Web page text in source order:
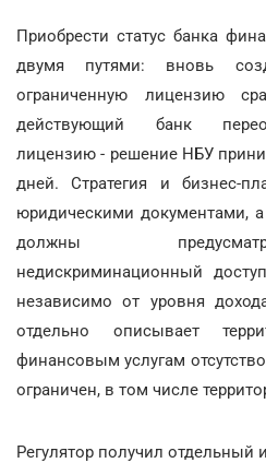
Приобрести статус банка
двумя путями: вновь
ограниченную лицензию
действующий банк
лицензию - решение НБУ
дней. Стратегия и бизнес-
юридическими документами,
должны
недискриминационный
независимо от уровня
отдельно описывает
финансовым услугам
ограничен, в том числе
Регулятор получил отдельный